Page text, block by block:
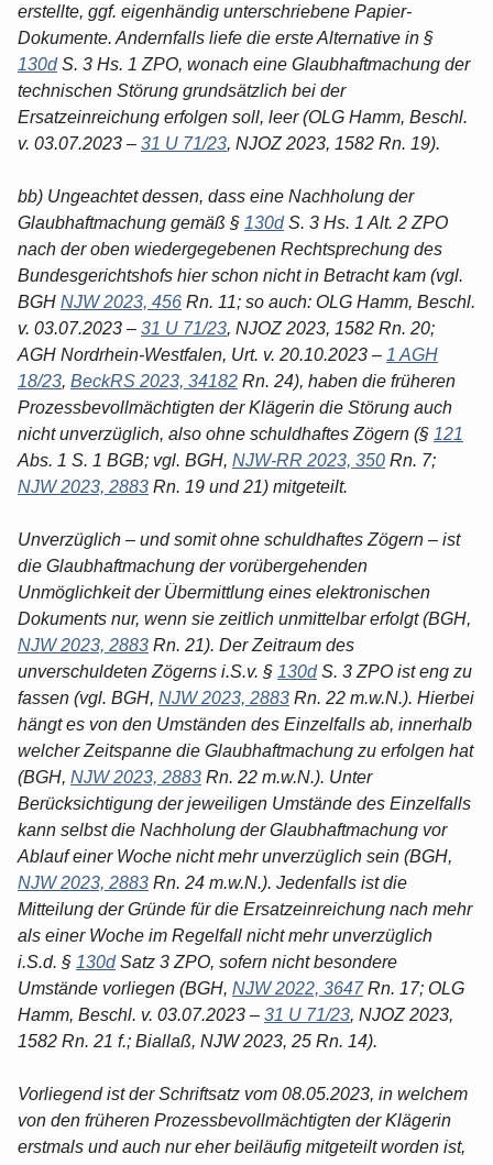
erstellte, ggf. eigenhändig unterschriebene Papier-
Dokumente. Andernfalls liefe die erste Alternative in §
130dS. 3 Hs. 1 ZPO, wonach eine Glaubhaftmachung der
technischen Störung grundsätzlich bei der
Ersatzeinreichung erfolgen soll, leer (OLG Hamm, Beschl.
v. 03.07.2023 – 31 U 71/23, NJOZ 2023, 1582 Rn. 19).
bb) Ungeachtet dessen, dass eine Nachholung der
Glaubhaftmachung gemäß § 130dS. 3 Hs. 1 Alt. 2 ZPO
nach der oben wiedergegebenen Rechtsprechung des
Bundesgerichtshofs hier schon nicht in Betracht kam (vgl.
BGH NJW 2023, 456 Rn. 11; so auch: OLG Hamm, Beschl.
v. 03.07.2023 – 31 U 71/23, NJOZ 2023, 1582 Rn. 20;
AGH Nordrhein-Westfalen, Urt. v. 20.10.2023 – 1 AGH
18/23, BeckRS 2023, 34182 Rn. 24), haben die früheren
Prozessbevollmächtigten der Klägerin die Störung auch
nicht unverzüglich, also ohne schuldhaftes Zögern (§ 121
Abs. 1 S. 1 BGB; vgl. BGH, NJW-RR 2023, 350 Rn. 7;
NJW 2023, 2883 Rn. 19 und 21) mitgeteilt.
Unverzüglich – und somit ohne schuldhaftes Zögern – ist
die Glaubhaftmachung der vorübergehenden
Unmöglichkeit der Übermittlung eines elektronischen
Dokuments nur, wenn sie zeitlich unmittelbar erfolgt (BGH,
NJW 2023, 2883 Rn. 21). Der Zeitraum des
unverschuldeten Zögerns i.S.v. § 130dS. 3 ZPO ist eng zu
fassen (vgl. BGH, NJW 2023, 2883 Rn. 22 m.w.N.). Hierbei
hängt es von den Umständen des Einzelfalls ab, innerhalb
welcher Zeitspanne die Glaubhaftmachung zu erfolgen hat
(BGH, NJW 2023, 2883 Rn. 22 m.w.N.). Unter
Berücksichtigung der jeweiligen Umstände des Einzelfalls
kann selbst die Nachholung der Glaubhaftmachung vor
Ablauf einer Woche nicht mehr unverzüglich sein (BGH,
NJW 2023, 2883 Rn. 24 m.w.N.). Jedenfalls ist die
Mitteilung der Gründe für die Ersatzeinreichung nach mehr
als einer Woche im Regelfall nicht mehr unverzüglich
i.S.d. § 130dSatz 3 ZPO, sofern nicht besondere
Umstände vorliegen (BGH, NJW 2022, 3647Rn. 17; OLG
Hamm, Beschl. v. 03.07.2023 – 31 U 71/23, NJOZ 2023,
1582 Rn. 21 f.; Biallaß, NJW 2023, 25 Rn. 14).
Vorliegend ist der Schriftsatz vom 08.05.2023, in welchem
von den früheren Prozessbevollmächtigten der Klägerin
erstmals und auch nur eher beiläufig mitgeteilt worden ist,